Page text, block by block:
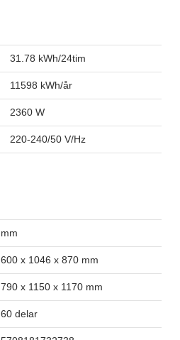
31.78 kWh/24tim
11598 kWh/år
2360 W
220-240/50 V/Hz
mm
600 x 1046 x 870 mm
790 x 1150 x 1170 mm
60 delar